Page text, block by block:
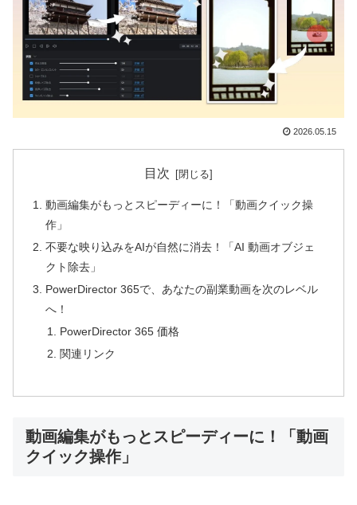
2026.05.15
目次
動画編集がもっとスピーディーに！「動画クイック操
作」
不要な映り込みをAIが自然に消去！「AI 動画オブジェ
クト除去」
PowerDirector 365で、あなたの副業動画を次のレベル
へ！
PowerDirector 365 価格
関連リンク
動画編集がもっとスピーディーに！「動画
クイック操作」